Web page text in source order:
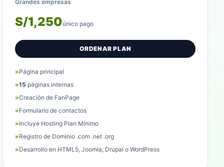
Grandes empresas
S/1,250único pago
ORDENAR PLAN
»Página principal
»15 páginas internas
»Creación de FanPage
»Formulario de contactos
»Incluye Hosting Plan Mínimo
»Registro de Dominio .com .net .org
»Desarrollo en HTML5, Joomla, Drupal o WordPress